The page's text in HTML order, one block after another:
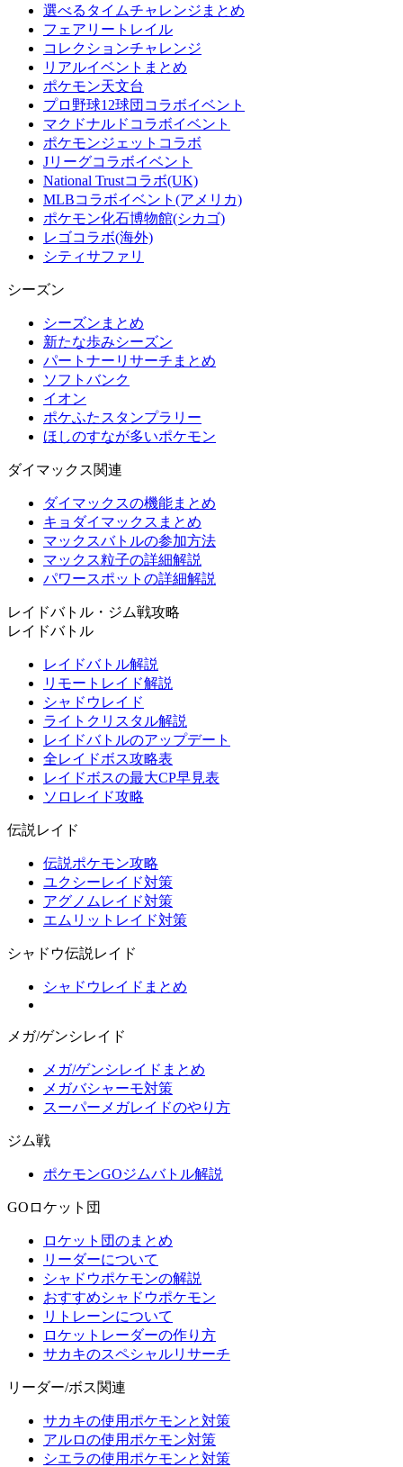
選べるタイムチャレンジまとめ
フェアリートレイル
コレクションチャレンジ
リアルイベントまとめ
ポケモン天文台
プロ野球12球団コラボイベント
マクドナルドコラボイベント
ポケモンジェットコラボ
Jリーグコラボイベント
National Trustコラボ(UK)
MLBコラボイベント(アメリカ)
ポケモン化石博物館(シカゴ)
レゴコラボ(海外)
シティサファリ
シーズン
シーズンまとめ
新たな歩みシーズン
パートナーリサーチまとめ
ソフトバンク
イオン
ポケふたスタンプラリー
ほしのすなが多いポケモン
ダイマックス関連
ダイマックスの機能まとめ
キョダイマックスまとめ
マックスバトルの参加方法
マックス粒子の詳細解説
パワースポットの詳細解説
レイドバトル・ジム戦攻略
レイドバトル
レイドバトル解説
リモートレイド解説
シャドウレイド
ライトクリスタル解説
レイドバトルのアップデート
全レイドボス攻略表
レイドボスの最大CP早見表
ソロレイド攻略
伝説レイド
伝説ポケモン攻略
ユクシーレイド対策
アグノムレイド対策
エムリットレイド対策
シャドウ伝説レイド
シャドウレイドまとめ
メガ/ゲンシレイド
メガ/ゲンシレイドまとめ
メガバシャーモ対策
スーパーメガレイドのやり方
ジム戦
ポケモンGOジムバトル解説
GOロケット団
ロケット団のまとめ
リーダーについて
シャドウポケモンの解説
おすすめシャドウポケモン
リトレーンについて
ロケットレーダーの作り方
サカキのスペシャルリサーチ
リーダー/ボス関連
サカキの使用ポケモンと対策
アルロの使用ポケモン対策
シエラの使用ポケモンと対策